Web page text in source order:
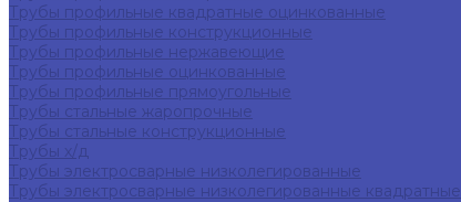
Трубы профильные квадратные оцинкованные
Трубы профильные конструкционные
Трубы профильные нержавеющие
Трубы профильные оцинкованные
Трубы профильные прямоугольные
Трубы стальные жаропрочные
Трубы стальные конструкционные
Трубы х/д
Трубы электросварные низколегированные
Трубы электросварные низколегированные квадратные